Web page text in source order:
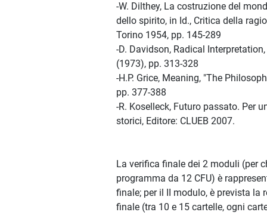
-W. Dilthey, La costruzione del
dello spirito, in Id., Critica della
Torino 1954, pp. 145-289
-D. Davidson, Radical
(1973), pp. 313-328
-H.P. Grice, Meaning, "The
pp. 377-388
-R. Koselleck, Futuro passato. Per
storici, Editore: CLUEB 2007.
La verifica finale dei 2 moduli (per
programma da 12 CFU) è
finale; per il II modulo, è prevista la
finale (tra 10 e 15 cartelle, ogni